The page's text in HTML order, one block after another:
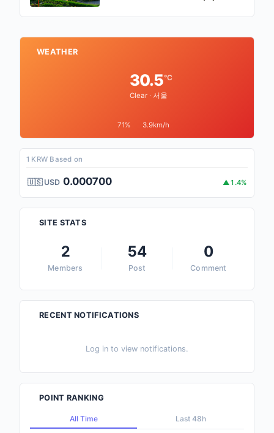
WEATHER
30.5°C
Clear · 서울
71% 3.9km/h
1 KRW Based on
🇺🇸 USD 0.000700 ▲1.4%
SITE STATS
2
Members
54
Post
0
Comment
RECENT NOTIFICATIONS
Log in to view notifications.
POINT RANKING
All Time Last 48h